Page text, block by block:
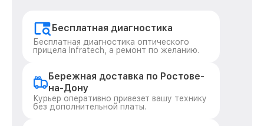
Бесплатная диагностика
Бесплатная диагностика оптического
прицела Infratech, а ремонт по желанию.
Бережная доставка по Ростове-
на-Дону
Курьер оперативно привезет вашу технику
без дополнительной платы.